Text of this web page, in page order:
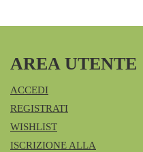
AREA UTENTE
ACCEDI
REGISTRATI
WISHLIST
ISCRIZIONE ALLA